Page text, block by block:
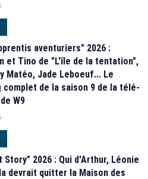
aventuriers" 2026 :
et Tino de "L'île de la tentation",
Matéo, Jade Leboeuf... Le
complet de la saison 9 de la télé-
W9
Story" 2026 : Qui d'Arthur, Léonie
devrait quitter la Maison des